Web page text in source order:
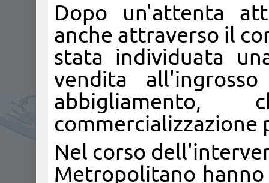
Dopo un'attenta
anche attraverso il
stata individuata
vendita
Nel corso
Metropolitano